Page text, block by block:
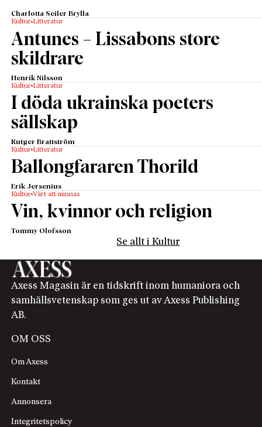
Charlotta Seiler Brylla
Kultur Litteratur
Antunes – Lissabons store
skildrare
Henrik Nilsson
Kultur Litteratur
I döda ukrainska poeters
sällskap
Rutger Brattström
Kultur Litteratur
Ballongfararen Thorild
Erik Jersenius
Kultur Värt att minnas
Vin, kvinnor och religion
Tommy Olofsson
Se allt i Kultur
Axess Magasin är en tidskrift inom humaniora och
samhällsvetenskap som ges ut av Axess Publishing
AB.
OM OSS
Om Axess
Kontakt
Annonsera
Integritetspolicy